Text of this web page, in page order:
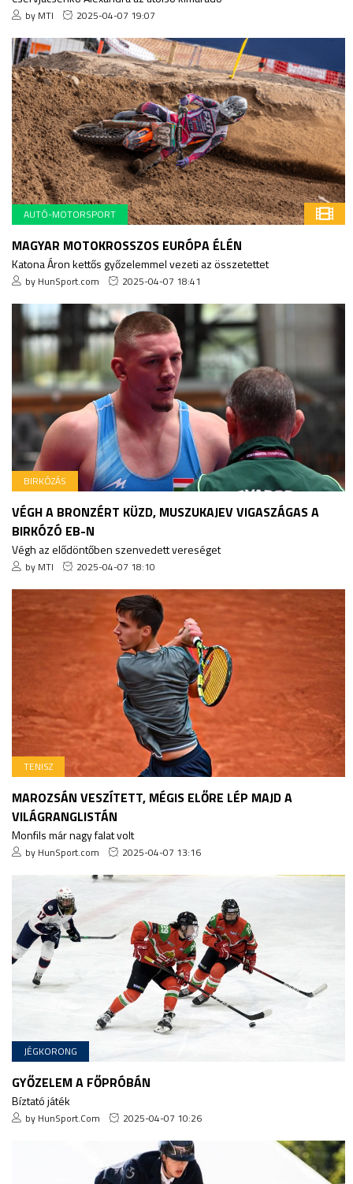
by MTI 2025-04-07 19:07
AUTÓ-MOTORSPORT
MAGYAR MOTOKROSSZOS EURÓPA ÉLÉN
Katona Áron kettős győzelemmel vezeti az összetettet
by HunSport.com 2025-04-07 18:41
BIRKÓZÁS
VÉGH A BRONZÉRT KÜZD, MUSZUKAJEV VIGASZÁGAS A
BIRKÓZÓ EB-N
Végh az elődöntőben szenvedett vereséget
by MTI 2025-04-07 18:10
TENISZ
MAROZSÁN VESZÍTETT, MÉGIS ELŐRE LÉP MAJD A
VILÁGRANGLISTÁN
Monfils már nagy falat volt
by HunSport.com 2025-04-07 13:16
JÉGKORONG
GYŐZELEM A FŐPRÓBÁN
Bíztató játék
by HunSport.Com 2025-04-07 10:26